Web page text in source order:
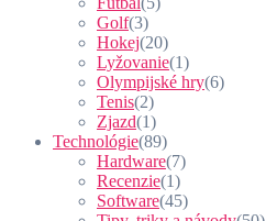
Golf(3)
Hokej(20)
Lyžovanie(1)
Olympijské hry(6)
Tenis(2)
Zjazd(1)
Technológie(89)
Hardware(7)
Recenzie(1)
Software(45)